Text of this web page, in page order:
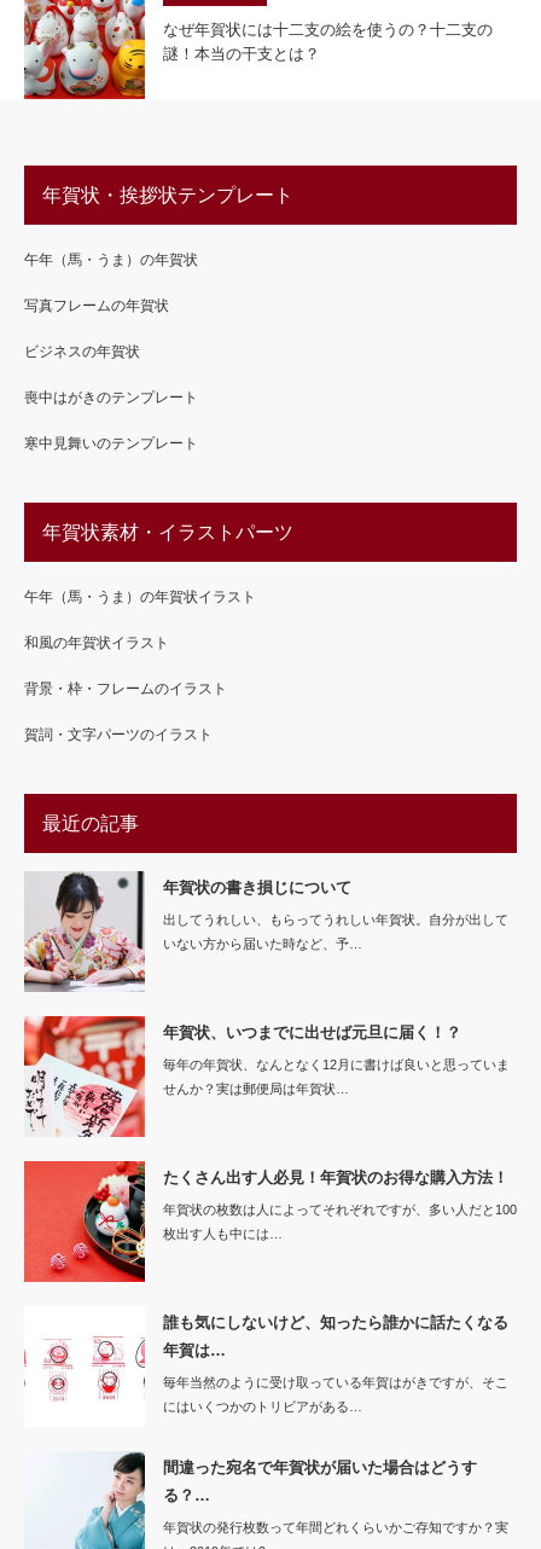
なぜ年賀状には十二支の絵を使うの？十二支の
謎！本当の干支とは？
年賀状・挨拶状テンプレート
午年（馬・うま）の年賀状
写真フレームの年賀状
ビジネスの年賀状
喪中はがきのテンプレート
寒中見舞いのテンプレート
年賀状素材・イラストパーツ
午年（馬・うま）の年賀状イラスト
和風の年賀状イラスト
背景・枠・フレームのイラスト
賀詞・文字パーツのイラスト
最近の記事
年賀状の書き損じについて
出してうれしい、もらってうれしい年賀状。自分が出して
いない方から届いた時など、予…
年賀状、いつまでに出せば元旦に届く！？
毎年の年賀状、なんとなく12月に書けば良いと思っていま
せんか？実は郵便局は年賀状…
たくさん出す人必見！年賀状のお得な購入方法！
年賀状の枚数は人によってそれぞれですが、多い人だと100
枚出す人も中には…
誰も気にしないけど、知ったら誰かに話たくなる
年賀は…
毎年当然のように受け取っている年賀はがきですが、そこ
にはいくつかのトリビアがある…
間違った宛名で年賀状が届いた場合はどうす
る？…
年賀状の発行枚数って年間どれくらいかご存知ですか？実